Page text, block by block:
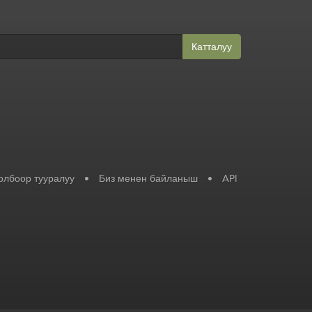
Катталуу
тууралуу • Биз менен байланыш • API